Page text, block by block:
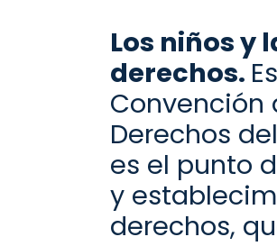
Los niños y
derechos.
Convención
Derechos del
es el punto
y
derechos,